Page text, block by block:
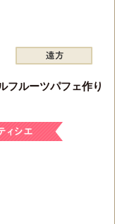
フルーツパフェ作り